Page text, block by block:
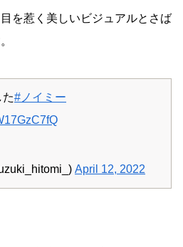
を惹く美しいビジュアルとさば
#ノイミー
April 12, 2022